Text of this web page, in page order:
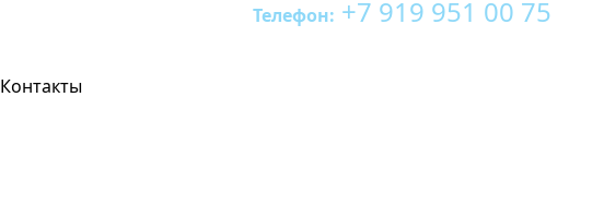
Телефон: +7 919 951 00 75
Контакты